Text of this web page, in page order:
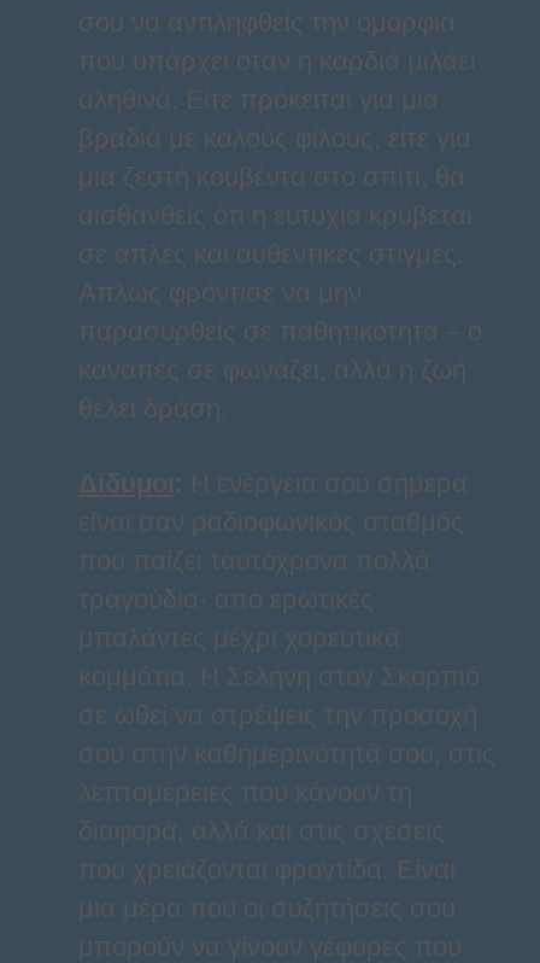
σου να αντιληφθείς την ομορφιά
που υπάρχει όταν η καρδιά μιλάει
αληθινά. Είτε πρόκειται για μια
βραδιά με καλούς φίλους, είτε για
μια ζεστή κουβέντα στο σπίτι, θα
αισθανθείς ότι η ευτυχία κρύβεται
σε απλές και αυθεντικές στιγμές.
Απλώς φρόντισε να μην
παρασυρθείς σε παθητικότητα – ο
καναπές σε φωνάζει, αλλά η ζωή
θέλει δράση.
Δίδυμοι: Η ενέργεια σου σήμερα
είναι σαν ραδιοφωνικός σταθμός
που παίζει ταυτόχρονα πολλά
τραγούδια· από ερωτικές
μπαλάντες μέχρι χορευτικά
κομμάτια. Η Σελήνη στον Σκορπιό
σε ωθεί να στρέψεις την προσοχή
σου στην καθημερινότητά σου, στις
λεπτομέρειες που κάνουν τη
διαφορά, αλλά και στις σχέσεις
που χρειάζονται φροντίδα. Είναι
μια μέρα που οι συζητήσεις σου
μπορούν να γίνουν γέφυρες που